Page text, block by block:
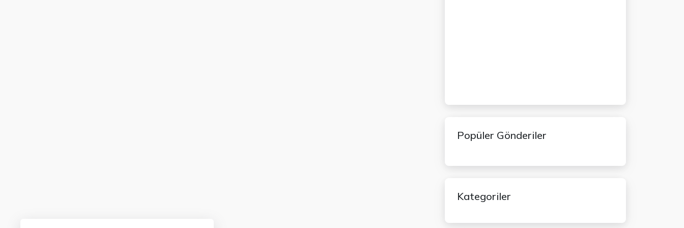
Popüler Gönderiler
Kategoriler